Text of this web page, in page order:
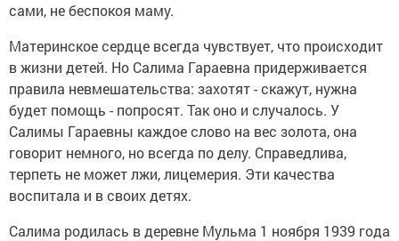
сами, не беспокоя маму.
Материнское сердце всегда чувствует, что происходит
в жизни детей. Но Салима Гараевна придерживается
правила невмешательства: захотят - скажут, нужна
будет помощь - попросят. Так оно и случалось. У
Салимы Гараевны каждое слово на вес золота, она
говорит немного, но всегда по делу. Справедлива,
терпеть не может лжи, лицемерия. Эти качества
воспитала и в своих детях.
Салима родилась в деревне Мульма 1 ноября 1939 года